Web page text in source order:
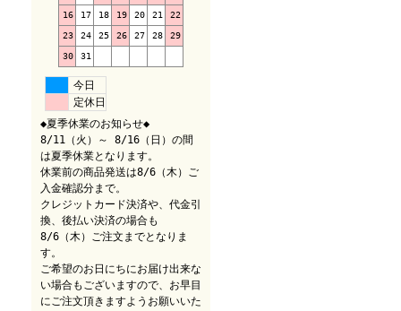
16 17 18 19 20 21 22
23 24 25 26 27 28 29
30 31
今日
定休日
◆夏季休業のお知らせ◆
8/11（火）～ 8/16（日）の間
は夏季休業となります。
休業前の商品発送は8/6（木）ご
入金確認分まで。
クレジットカード決済や、代金引
換、後払い決済の場合も
8/6（木）ご注文までとなりま
す。
ご希望のお日にちにお届け出来な
い場合もございますので、お早目
にご注文頂きますようお願いいた